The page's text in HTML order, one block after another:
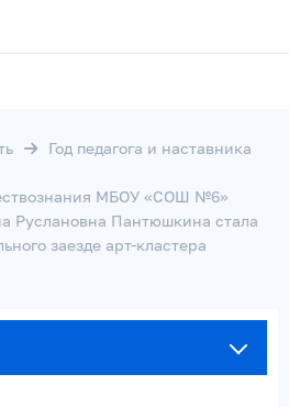
Год педагога и наставника
МБОУ «СОШ №6»
Руслановна Пантюшкина стала
заезде арт-кластера